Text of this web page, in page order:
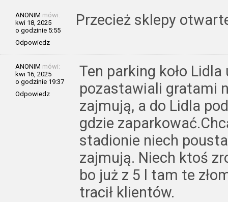
ANONIM mówi:
kwi 18, 2025
o godzinie 5:55
Odpowiedz
Przecież sklepy
ANONIM mówi:
kwi 16, 2025
o godzinie 19:37
Odpowiedz
Ten parking koło
pozastawiali gratami
zajmują, a do Lidla
gdzie
stadionie niech
zajmują. Niech ktoś
bo już z 5 l tam te
tracił klientów.